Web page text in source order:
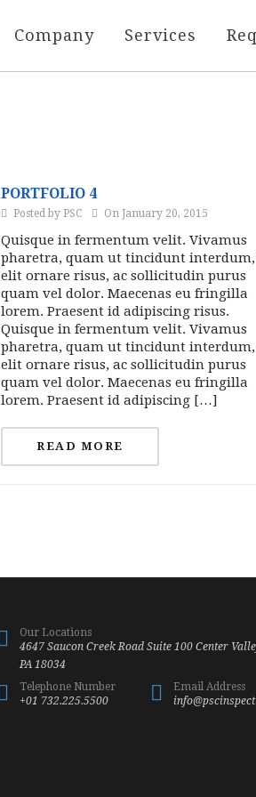
Company Services
PORTFOLIO 4
Posted by PSC On January 20, 2015
Quisque in fermentum velit. Vivamus
pharetra, quam ut tincidunt interdum,
elit ornare risus, ac sollicitudin purus
quam vel dolor. Maecenas eu fringilla
lorem. Praesent id adipiscing risus.
Quisque in fermentum velit. Vivamus
pharetra, quam ut tincidunt interdum,
elit ornare risus, ac sollicitudin purus
quam vel dolor. Maecenas eu fringilla
lorem. Praesent id adipiscing […]
READ MORE
Our Locations
4647 Saucon Creek Road Suite 100 Center
PA 18034
Telephone Number
+01 732.225.5500
Email Address